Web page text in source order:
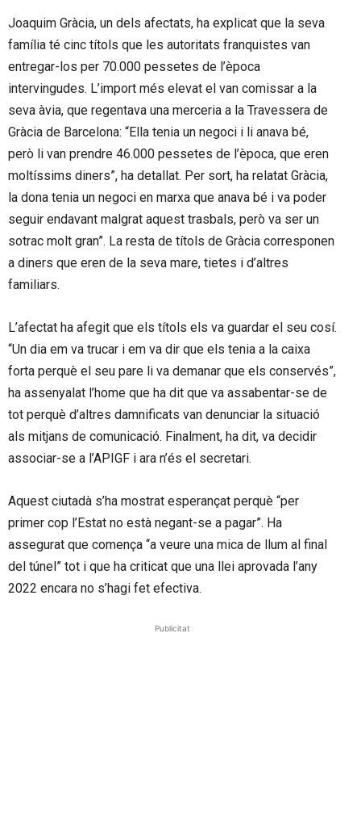
Joaquim Gràcia, un dels afectats, ha explicat que la seva
família té cinc títols que les autoritats franquistes van
entregar-los per 70.000 pessetes de l’època
intervingudes. L’import més elevat el van comissar a la
seva àvia, que regentava una merceria a la Travessera de
Gràcia de Barcelona: “Ella tenia un negoci i li anava bé,
però li van prendre 46.000 pessetes de l’època, que eren
moltíssims diners”, ha detallat. Per sort, ha relatat Gràcia,
la dona tenia un negoci en marxa que anava bé i va poder
seguir endavant malgrat aquest trasbals, però va ser un
sotrac molt gran”. La resta de títols de Gràcia corresponen
a diners que eren de la seva mare, tietes i d’altres
familiars.
L’afectat ha afegit que els títols els va guardar el seu cosí.
“Un dia em va trucar i em va dir que els tenia a la caixa
forta perquè el seu pare li va demanar que els conservés”,
ha assenyalat l’home que ha dit que va assabentar-se de
tot perquè d’altres damnificats van denunciar la situació
als mitjans de comunicació. Finalment, ha dit, va decidir
associar-se a l’APIGF i ara n’és el secretari.
Aquest ciutadà s’ha mostrat esperançat perquè “per
primer cop l’Estat no està negant-se a pagar”. Ha
assegurat que comença “a veure una mica de llum al final
del túnel” tot i que ha criticat que una llei aprovada l’any
2022 encara no s’hagi fet efectiva.
Publicitat